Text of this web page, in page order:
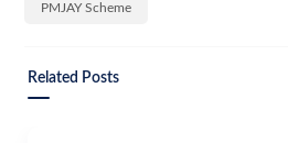
PMJAY Scheme
Related Posts